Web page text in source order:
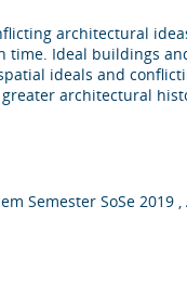
architectural
Ideal buildings
ideals and
architectural
Semester SoSe 2019 ,